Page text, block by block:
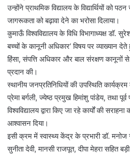
उन्होंने प्राथमिक विद्यालय के विद्यार्थियों को
जागरूकता को बढ़ावा देने का भरोसा दिलाया।
कुमाऊँ विश्वविद्यालय के विधि विभागाध्यक्ष डॉ.
बच्चों के कानूनी अधिकार’ विषय पर व्याख्यान
हिंसा, संपत्ति अधिकार और बाल संरक्षण कानूनों
प्रदान की।
स्थानीय जनप्रतिनिधियों की उपस्थिति
प्रेमा बर्गली, ज्येष्ठ प्रमुख हिमांशु पांडेय, तथा
विश्वविद्यालय द्वारा किए जा रहे कार्यों की
आश्वासन दिया।
इसी क्रम में स्वास्थ्य केंद्र के प्रभारी डॉ. मनोज
सुनीता देवी, मानसी राजपूत, दीपा मेहरा सहित